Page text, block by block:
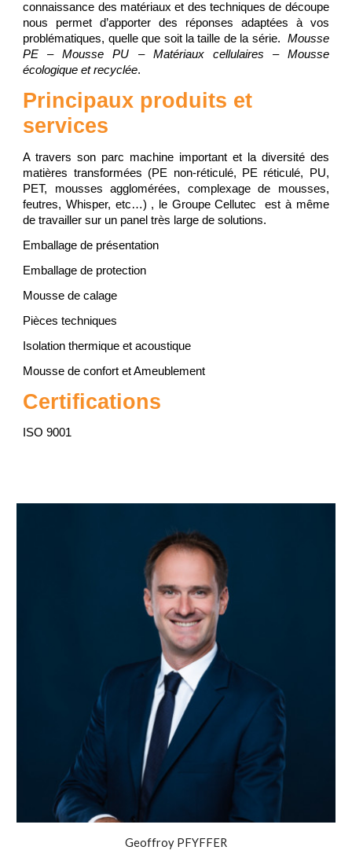
connaissance des matériaux et des techniques de découpe
nous permet d’apporter des réponses adaptées à vos
problématiques, quelle que soit la taille de la série. Mousse
PE – Mousse PU – Matériaux cellulaires – Mousse
écologique et recyclée.
Principaux produits et
services
A travers son parc machine important et la diversité des
matières transformées (PE non-réticulé, PE réticulé, PU,
PET, mousses agglomérées, complexage de mousses,
feutres, Whisper, etc…) , le Groupe Cellutec est à même
de travailler sur un panel très large de solutions.
Emballage de présentation
Emballage de protection
Mousse de calage
Pièces techniques
Isolation thermique et acoustique
Mousse de confort et Ameublement
Certifications
ISO 9001
Geoffroy PFYFFER